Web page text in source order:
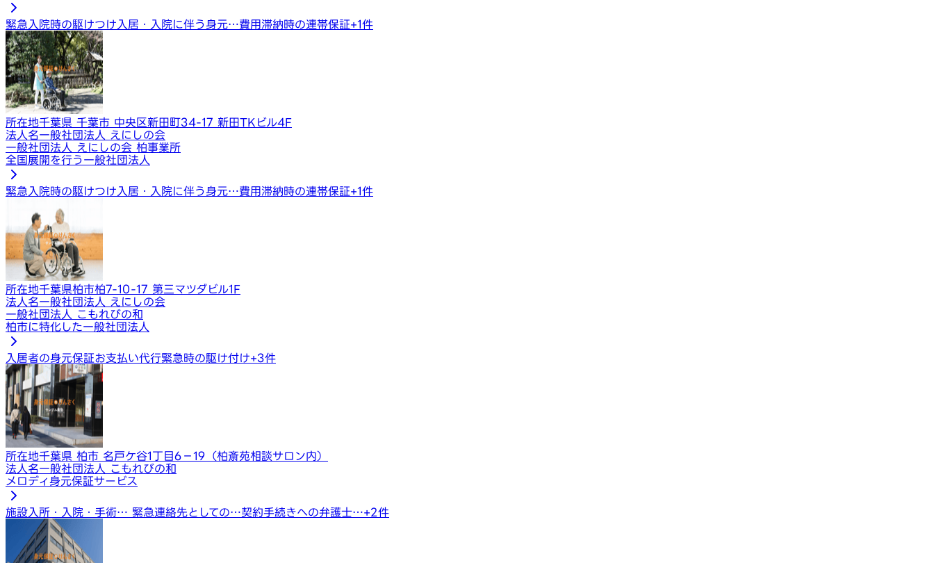
緊急入院時の駆けつけ 入居・入院に伴う身元…費用滞納時の連帯保証+1件
所在地千葉県 千葉市 中央区新田町34-17 新田TKビル4F
法人名一般社団法人 えにしの会
一般社団法人 えにしの会 柏事業所
全国展開を行う一般社団法人
緊急入院時の駆けつけ 入居・入院に伴う身元…費用滞納時の連帯保証+1件
所在地千葉県柏市柏7-10-17 第三マツダビル1F
法人名一般社団法人 えにしの会
一般社団法人 こもれびの和
柏市に特化した一般社団法人
入居者の身元保証お支払い代行緊急時の駆け付け+3件
所在地千葉県 柏市 名戸ケ谷1丁目6−19（柏斎苑相談サロン内）
法人名一般社団法人 こもれびの和
メロディ身元保証サービス
施設入所・入院・手術… 緊急連絡先としての…契約手続きへの弁護士…+2件